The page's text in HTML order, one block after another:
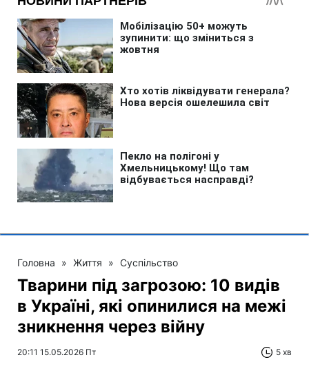
Головна » Життя » Суспільство
Тварини під загрозою: 10 видів
в Україні, які опинилися на межі
зникнення через війну
20:11 15.05.2026 Пт 5 хв